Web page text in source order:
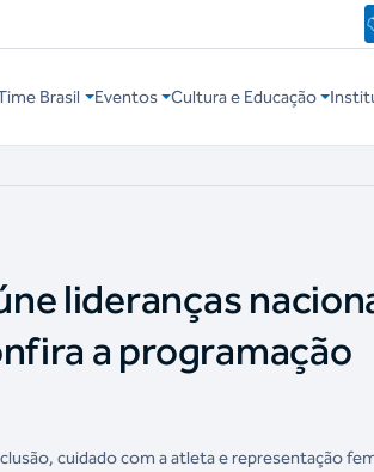
Brasil Eventos Cultura e Educação
lideranças
a programação
cuidado com a atleta e representação